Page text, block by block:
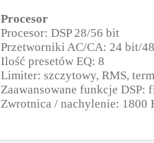
Procesor
Procesor: DSP 28/56 bit
Przetworniki AC/CA: 24 bit/
Ilość presetów EQ: 8
Limiter: szczytowy, RMS,
Zaawansowane funkcje DSP:
Zwrotnica / nachylenie: 1800